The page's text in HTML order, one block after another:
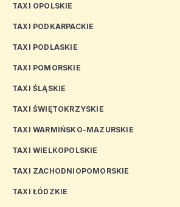
TAXI OPOLSKIE
TAXI PODKARPACKIE
TAXI PODLASKIE
TAXI POMORSKIE
TAXI ŚLĄSKIE
TAXI ŚWIĘTOKRZYSKIE
TAXI WARMIŃSKO-MAZURSKIE
TAXI WIELKOPOLSKIE
TAXI ZACHODNIOPOMORSKIE
TAXI ŁÓDZKIE